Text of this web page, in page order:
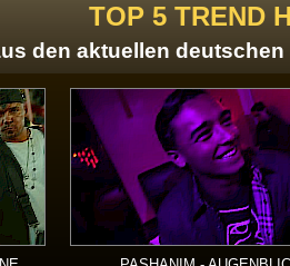
TOP 5 TREND
den aktuellen deutschen